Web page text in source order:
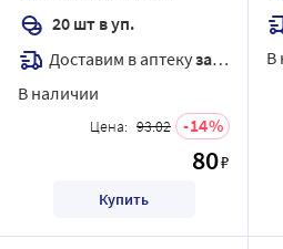
20 шт в уп.
Доставим в аптекузавтра
В наличии
Цена: 93.02 14
80₽
Купить
В